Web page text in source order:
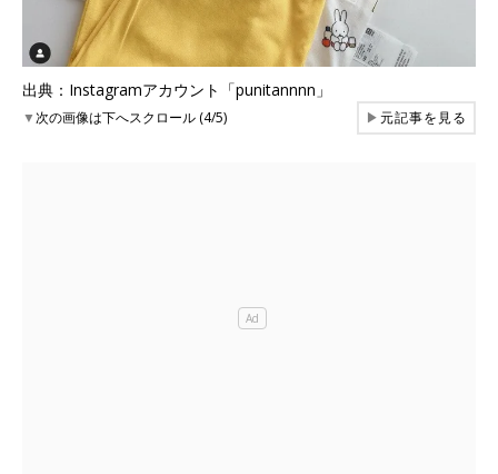
出典：Instagramアカウント「punitannnn」
▼次の画像は下へスクロール (4/5) ▶元記事を見る